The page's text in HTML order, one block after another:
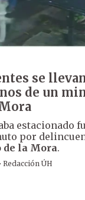
se
de un
estacionado
por
de la Mora.
· Redacción ÚH